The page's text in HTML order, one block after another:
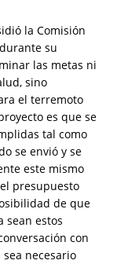
la Comisión
su
las metas ni
sino
el terremoto
es que se
tal como
se envió y se
este mismo
presupuesto
de que
sean estos
con
necesario